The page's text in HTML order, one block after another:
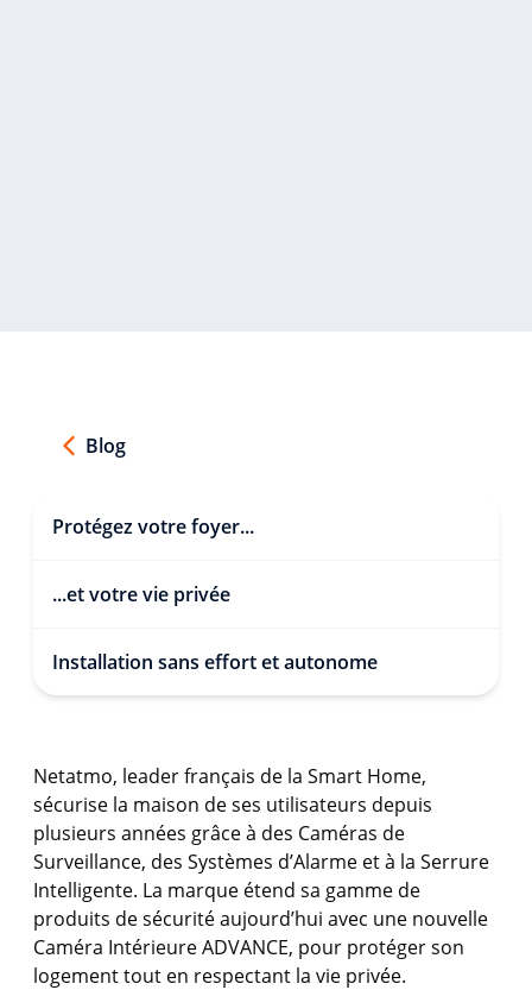
Blog
Protégez votre foyer...
...et votre vie privée
Installation sans effort et autonome
Netatmo, leader français de la Smart Home,
sécurise la maison de ses utilisateurs depuis
plusieurs années grâce à des Caméras de
Surveillance, des Systèmes d’Alarme et à la Serrure
Intelligente. La marque étend sa gamme de
produits de sécurité aujourd’hui avec une nouvelle
Caméra Intérieure ADVANCE, pour protéger son
logement tout en respectant la vie privée.